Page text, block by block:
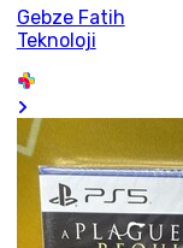
Gebze Fatih
Teknoloji